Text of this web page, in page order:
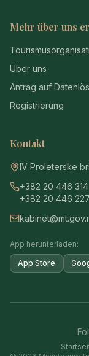
Mehr über uns
Über uns
Antrag auf
Registrierung
Kontakt
IV Proleterske
+382 20 446 314
+382 20 446 227
App herunterladen:
App Store